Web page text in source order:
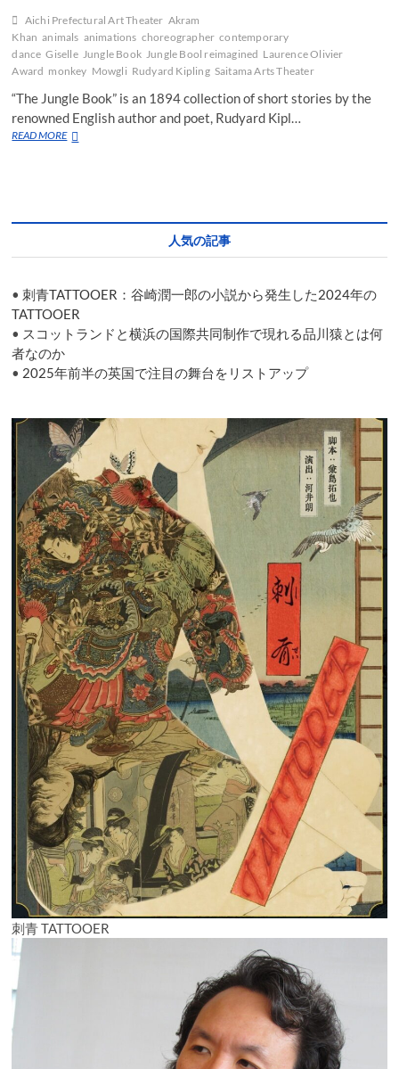
Aichi Prefectural Art Theater Akram
Khan animals animations choreographer contemporary
dance Giselle Jungle Book Jungle Bool reimagined Laurence Olivier
Award monkey Mowgli Rudyard Kipling Saitama Arts Theater
“The Jungle Book” is an 1894 collection of short stories by the
renowned English author and poet, Rudyard Kipl…
READ MOREAkram
in
at
last
人気の記事
•刺青TATTOOER：谷崎潤一郎の小説から発生した2024年の
TATTOOER
• スコットランドと横浜の国際共同制作で現れる品川猿とは何
者なのか
• 2025年前半の英国で注目の舞台をリストアップ
刺青 TATTOOER